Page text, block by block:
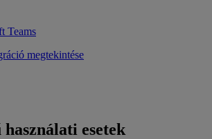
Teams
megtekintése
használati esetek